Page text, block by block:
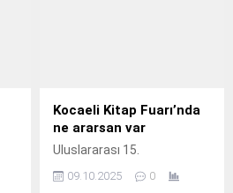
Kocaeli Kitap Fuarı’nda
ne ararsan var
Uluslararası 15.
09.10.2025 0